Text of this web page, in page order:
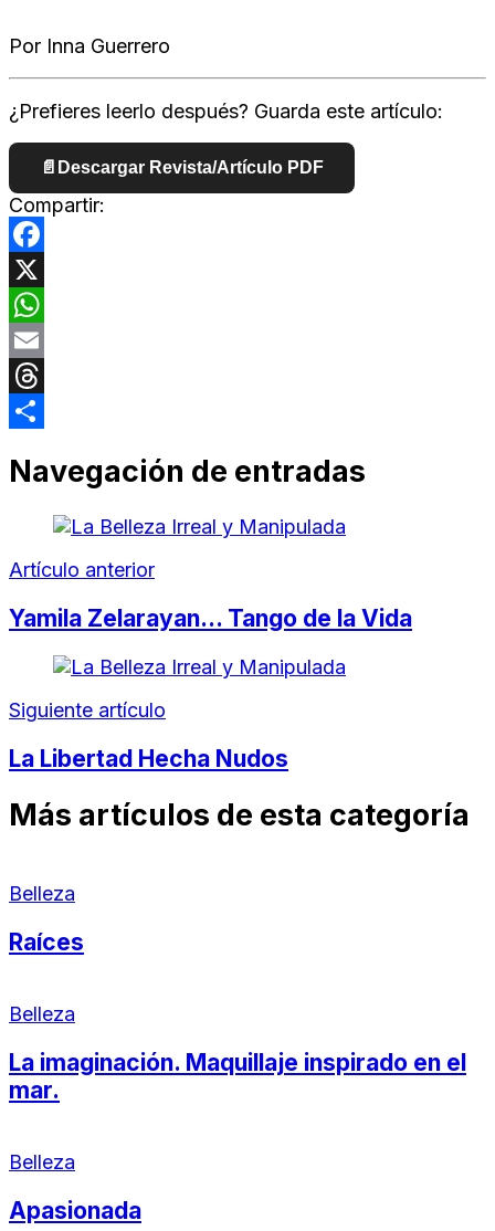
Por Inna Guerrero
¿Prefieres leerlo después? Guarda este artículo:
📄 Descargar Revista/Artículo PDF
Compartir:
Facebook
X
WhatsApp
Email
Threads
Navegación de entradas
Artículo anterior
Yamila Zelarayan… Tango de la Vida
Siguiente artículo
La Libertad Hecha Nudos
Más artículos de esta categoría
Belleza
Raíces
Belleza
La imaginación. Maquillaje inspirado en el
mar.
Belleza
Apasionada